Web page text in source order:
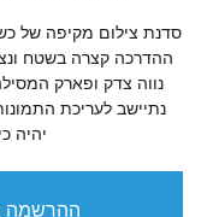
סדנת צילום מקיפה של
ההדרכה קצרה בשטח
נווה צדק ופארק
נתיישב לעריכת
יהיה
ההרשמה